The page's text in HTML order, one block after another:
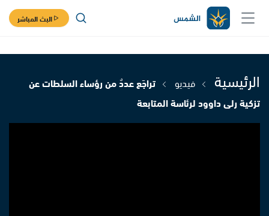
البث المباشر
الرئيسية فيديو
تراجَع عددٌ من رؤساء السلطات عن
تزكية رلى داوود لرئاسة المتابعة